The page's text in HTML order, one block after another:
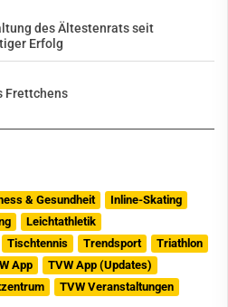
des Ältestenrats seit
Erfolg
Frettchens
& Gesundheit
Inline-Skating
Leichtathletik
Tischtennis Trendsport
Triathlon
App
TVW App (Updates)
TVW Veranstaltungen